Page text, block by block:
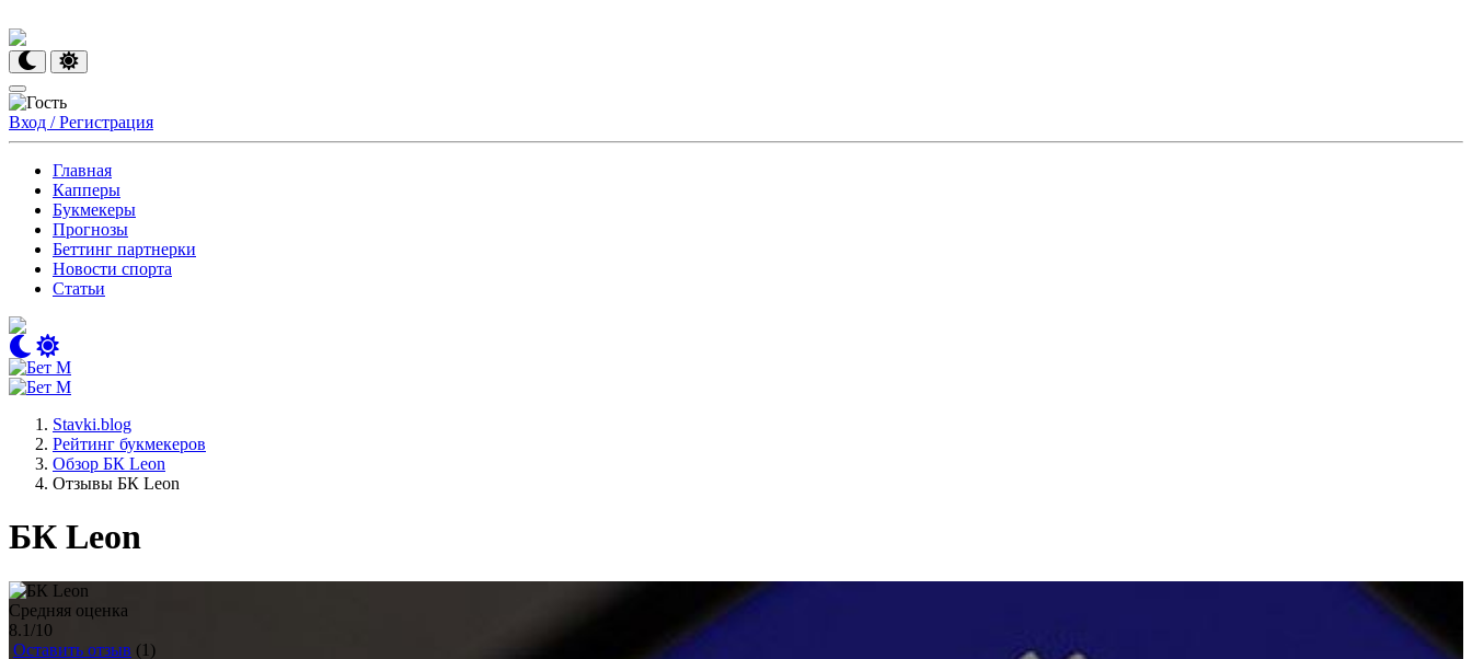
Вход / Регистрация
Главная
Капперы
Букмекеры
Прогнозы
Беттинг партнерки
Новости спорта
Статьи
Stavki.blog
Рейтинг букмекеров
Обзор БК Leon
Отзывы БК Leon
БК Leon
Средняя оценка
8.1/10
Оставить отзыв (1)